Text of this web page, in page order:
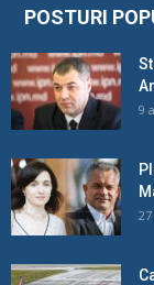
POSTURI
9